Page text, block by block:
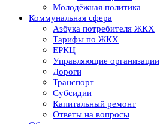
Молодёжная политика
Коммунальная сфера
Азбука потребителя ЖКХ
Тарифы по ЖКХ
ЕРКЦ
Управляющие организации
Дороги
Транспорт
Субсидии
Капитальный ремонт
Ответы на вопросы